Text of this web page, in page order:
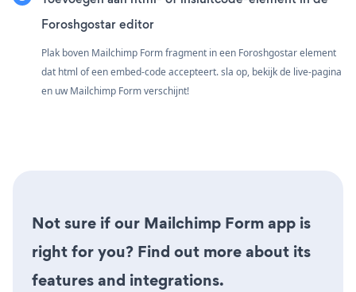
Foroshgostar editor
Plak boven Mailchimp Form fragment in een Foroshgostar element
dat html of een embed-code accepteert. sla op, bekijk de live-pagina
en uw Mailchimp Form verschijnt!
Not sure if our Mailchimp Form app is
right for you? Find out more about its
features and integrations.